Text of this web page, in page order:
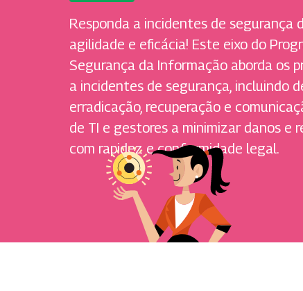
Responda a incidentes de segurança
agilidade e eficácia! Este eixo do
Segurança da Informação aborda os
a incidentes de segurança, incluindo
erradicação, recuperação e
de TI e gestores a minimizar danos e
com rapidez e conformidade legal.